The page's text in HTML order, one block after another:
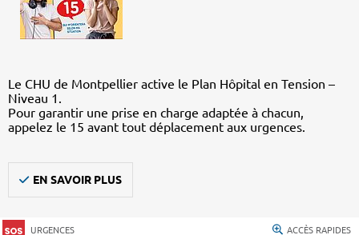
Le CHU de Montpellier active le Plan Hôpital en Tension –
Niveau 1.
Pour garantir une prise en charge adaptée à chacun,
appelez le 15 avant tout déplacement aux urgences.
EN SAVOIR PLUS
URGENCES ACCÈS RAPIDES